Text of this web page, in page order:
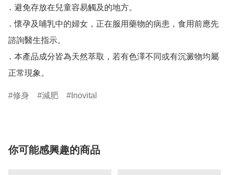
․ 避免存放在兒童容易觸及的地方。
․ 懷孕及哺乳中的婦女，正在服用藥物的病患，食用前應先
諮詢醫生指示。
․ 本產品成分皆為天然萃取，若有色澤不同或有沉澱物均屬
正常現象。
修身 減肥 Inovital
你可能感興趣的商品